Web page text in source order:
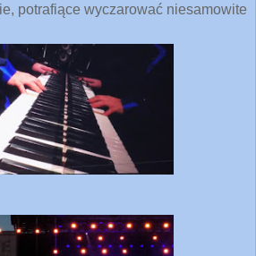
potrafiące wyczarować niesamowite